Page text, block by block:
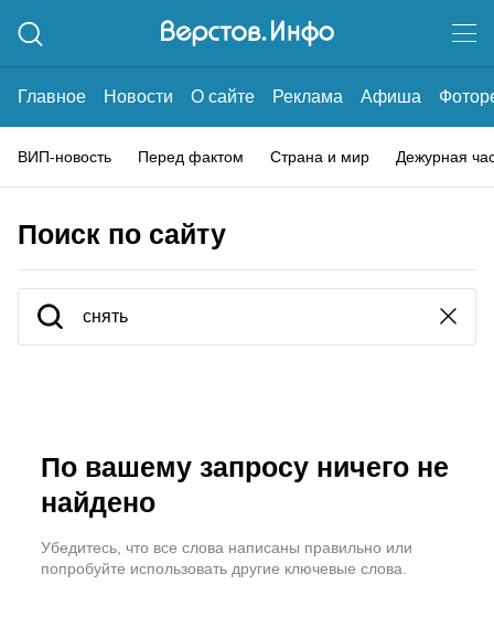
Главное Новости О сайте Реклама Афиша
ВИП-новость Перед фактом Страна и мир Дежурная
Поиск по сайту
По вашему запросу ничего не
найдено
Убедитесь, что все слова написаны правильно или
попробуйте использовать другие ключевые слова.